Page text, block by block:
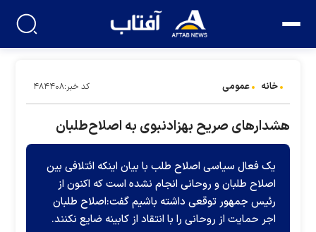
خانه عمومی کد خبر:۴۸۴۴۰۸
هشدارهای صریح بهزادنبوی به اصلاح‌طلبان
یک فعال سیاسی اصلاح طلب با بیان اینکه ائتلافی بین
اصلاح طلبان و روحانی انجام نشده است که اکنون از
رئیس جمهور توقعی داشته باشیم گفت:اصلاح طلبان
اجر حمایت از روحانی را با انتقاد از کابینه ضایع نکنند.